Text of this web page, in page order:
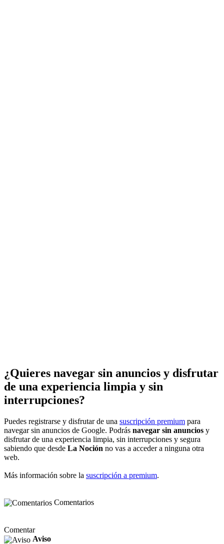
¿Quieres navegar sin anuncios y disfrutar
de una experiencia limpia y sin
interrupciones?
Puedes registrarse y disfrutar de una suscripción premium para
navegar sin anuncios de Google. Podrás navegar sin anuncios y
disfrutar de una experiencia limpia, sin interrupciones y segura
sabiendo que desde La Noción no vas a acceder a ninguna otra
web.
Más información sobre la suscripción a premium.
Comentarios
Comentar
Aviso